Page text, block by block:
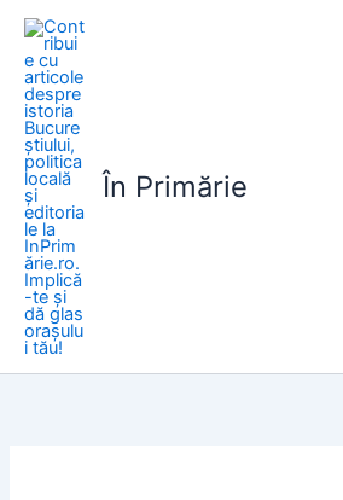
Skip
content
În Primărie